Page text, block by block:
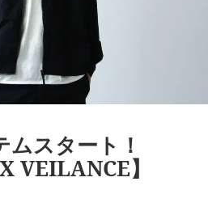
ムスタート！
VEILANCE】